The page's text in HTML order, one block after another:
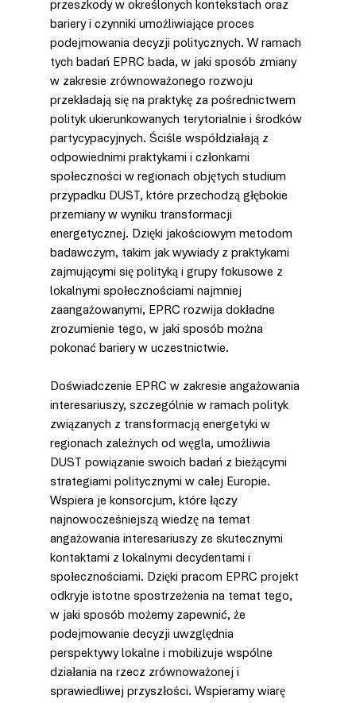
przeszkody w określonych kontekstach oraz
bariery i czynniki umożliwiające proces
podejmowania decyzji politycznych. W ramach
tych badań EPRC bada, w jaki sposób zmiany
w zakresie zrównoważonego rozwoju
przekładają się na praktykę za pośrednictwem
polityk ukierunkowanych terytorialnie i środków
partycypacyjnych. Ściśle współdziałają z
odpowiednimi praktykami i członkami
społeczności w regionach objętych studium
przypadku DUST, które przechodzą głębokie
przemiany w wyniku transformacji
energetycznej. Dzięki jakościowym metodom
badawczym, takim jak wywiady z praktykami
zajmującymi się polityką i grupy fokusowe z
lokalnymi społecznościami najmniej
zaangażowanymi, EPRC rozwija dokładne
zrozumienie tego, w jaki sposób można
pokonać bariery w uczestnictwie.
Doświadczenie EPRC w zakresie angażowania
interesariuszy, szczególnie w ramach polityk
związanych z transformacją energetyki w
regionach zależnych od węgla, umożliwia
DUST powiązanie swoich badań z bieżącymi
strategiami politycznymi w całej Europie.
Wspiera je konsorcjum, które łączy
najnowocześniejszą wiedzę na temat
angażowania interesariuszy ze skutecznymi
kontaktami z lokalnymi decydentami i
społecznościami. Dzięki pracom EPRC projekt
odkryje istotne spostrzeżenia na temat tego,
w jaki sposób możemy zapewnić, że
podejmowanie decyzji uwzględnia
perspektywy lokalne i mobilizuje wspólne
działania na rzecz zrównoważonej i
sprawiedliwej przyszłości. Wspieramy wiarę